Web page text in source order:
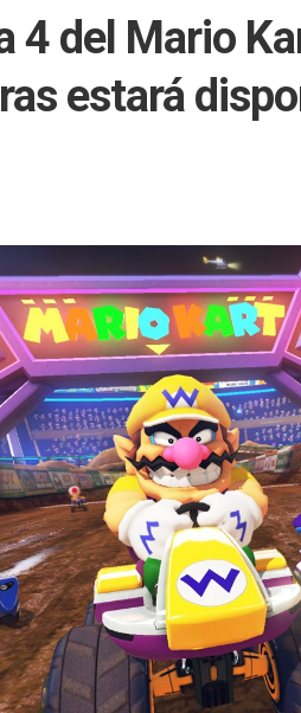
Arcade
Archives
Nintendo
Switch
Online
Nintendo
Switch
Online
+
Pack
4 del Mario
estará